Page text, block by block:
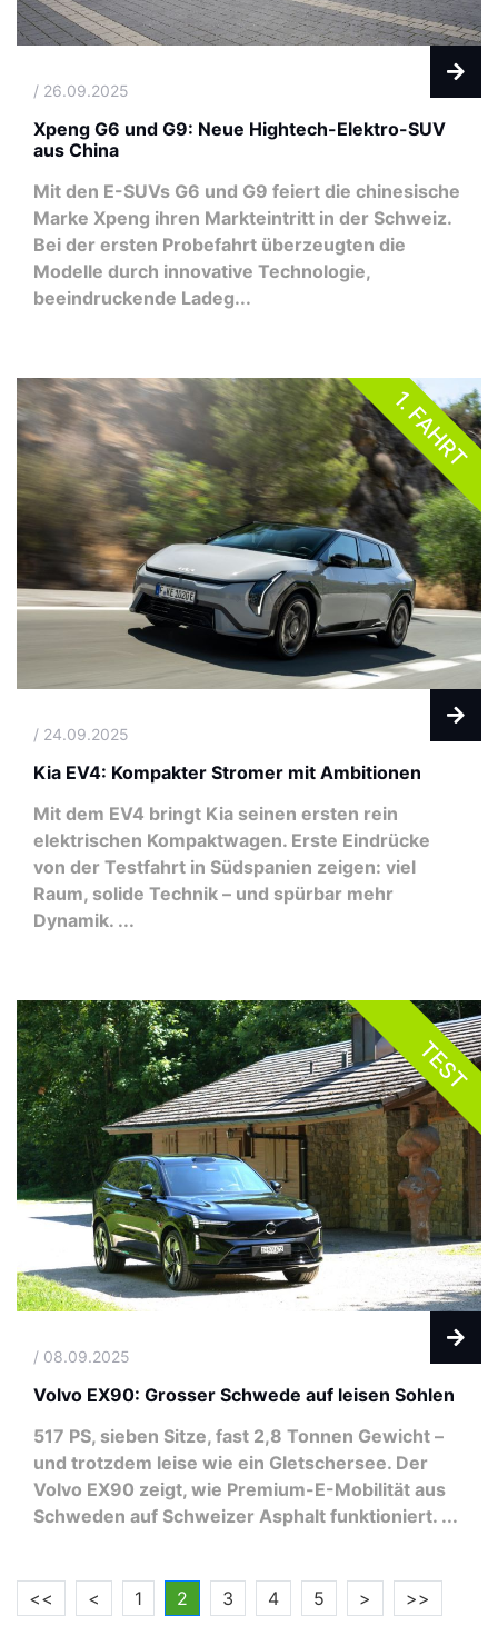
/ 26.09.2025
Xpeng G6 und G9: Neue Hightech-Elektro-SUV
aus China
Mit den E-SUVs G6 und G9 feiert die chinesische
Marke Xpeng ihren Markteintritt in der Schweiz.
Bei der ersten Probefahrt überzeugten die
Modelle durch innovative Technologie,
beeindruckende Ladeg...
1. FAHRT
/ 24.09.2025
Kia EV4: Kompakter Stromer mit Ambitionen
Mit dem EV4 bringt Kia seinen ersten rein
elektrischen Kompaktwagen. Erste Eindrücke
von der Testfahrt in Südspanien zeigen: viel
Raum, solide Technik – und spürbar mehr
Dynamik. ...
TEST
/ 08.09.2025
Volvo EX90: Grosser Schwede auf leisen Sohlen
517 PS, sieben Sitze, fast 2,8 Tonnen Gewicht –
und trotzdem leise wie ein Gletschersee. Der
Volvo EX90 zeigt, wie Premium-E-Mobilität aus
Schweden auf Schweizer Asphalt funktioniert. ...
<< < 1 2 3 4 5 > >>